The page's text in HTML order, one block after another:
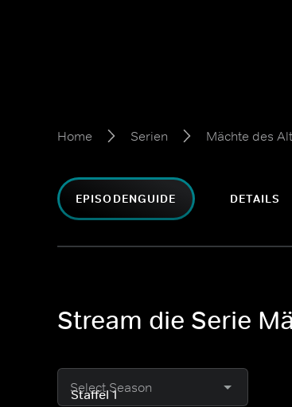
Home Serien Mächte des
EPISODENGUIDE DETAILS
Stream die Serie
Select Season